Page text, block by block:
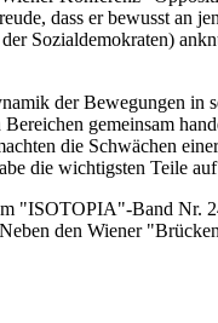
dass er bewusst an
Sozialdemokraten)
der Bewegungen in
gemeinsam
die Schwächen
die wichtigsten Teile
"ISOTOPIA"-Band Nr.
den Wiener